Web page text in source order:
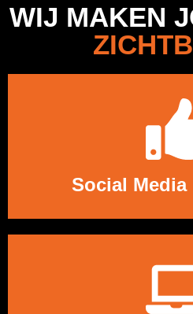
WIJ MAKEN
Social Media
LEES
LEES